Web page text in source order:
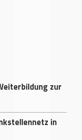
zur
in